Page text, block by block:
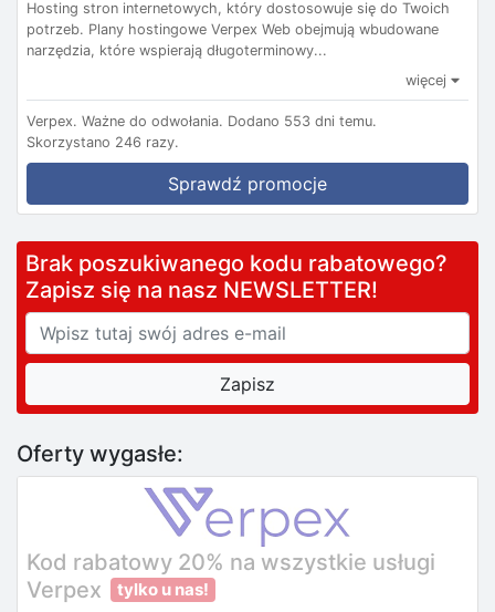
Hosting stron internetowych, który dostosowuje się do Twoich
potrzeb. Plany hostingowe Verpex Web obejmują wbudowane
narzędzia, które wspierają długoterminowy...
więcej
Verpex. Ważne do odwołania. Dodano 553 dni temu.
Skorzystano 246 razy.
Sprawdź promocje
Brak poszukiwanego kodu rabatowego?
Zapisz się na nasz NEWSLETTER!
Oferty wygasłe:
Kod rabatowy 20% na wszystkie usługi
Verpex
tylko u nas!